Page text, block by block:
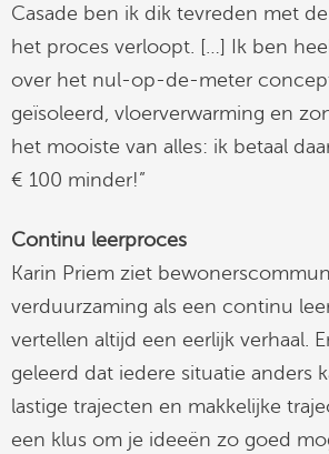
Casade ben ik dik tevreden met
het proces verloopt. […] Ik ben
over het nul­-op­-de­-meter
geïsoleerd, vloerverwarming en
het mooiste van alles: ik betaal
€ 100 minder!”
Continu leerproces
Karin Priem ziet
verduurzaming als een continu
vertellen altijd een eerlijk verhaal.
geleerd dat iedere situatie anders
lastige trajecten en makkelijke
een klus om je ideeën zo goed